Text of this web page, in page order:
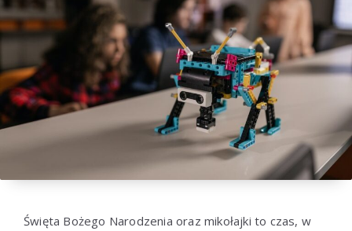
Święta Bożego Narodzenia oraz mikołajki to czas, w